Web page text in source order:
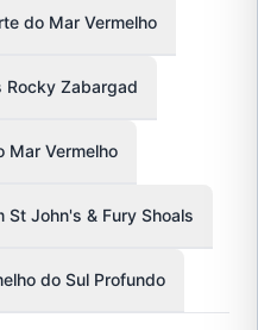
do Mar Vermelho
Rocky Zabargad
Mar Vermelho
St John's & Fury Shoals
do Sul Profundo